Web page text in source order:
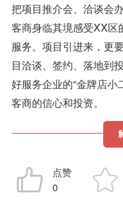
把项目推介会、洽谈会
客商身临其境感受XX区
服务。项目引进来，更
目洽谈、签约、落地到
好服务企业的“金牌店小
客商的信心和投资。
点赞
0